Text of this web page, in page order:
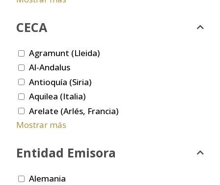
CECA
Agramunt (Lleida)
Al-Andalus
Antioquía (Siria)
Aquilea (Italia)
Arelate (Arlés, Francia)
Mostrar más
Entidad Emisora
Alemania